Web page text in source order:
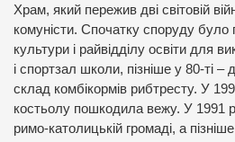
Храм, який пережив дві світовій
комуністи. Спочатку споруду було
культури і райвідділу освіти для
і спортзал школи, пізніше у 80-ті –
склад комбікормів рибтресту. У
костьолу пошкодила вежу. У 1991
римо-католицькій громаді, а